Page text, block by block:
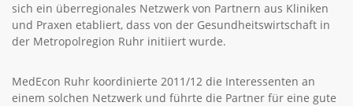
sich ein überregionales Netzwerk von Partnern aus Kliniken
und Praxen etabliert, dass von der Gesundheitswirtschaft in
der Metropolregion Ruhr initiiert wurde.
MedEcon Ruhr koordinierte 2011/12 die Interessenten an
einem solchen Netzwerk und führte die Partner für eine gute